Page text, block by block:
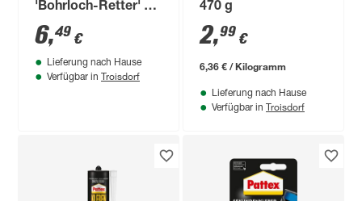
'Bohrloch-Retter' 10
Stück
6,49 €
Lieferung nach Hause
Verfügbar in Troisdorf
470 g
2,99 €
6,36 € / Kilogramm
Lieferung nach Hause
Verfügbar in Troisdorf